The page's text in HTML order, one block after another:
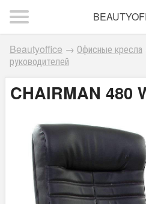
Beautyoffice → Офисные кресла
руководителей
CHAIRMAN 480